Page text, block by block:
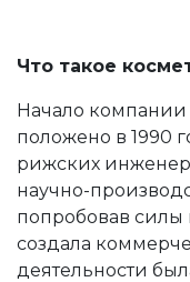
Что такое
Начало
положено в 1990
рижских
научно-
попробовав силы
создала
деятельности